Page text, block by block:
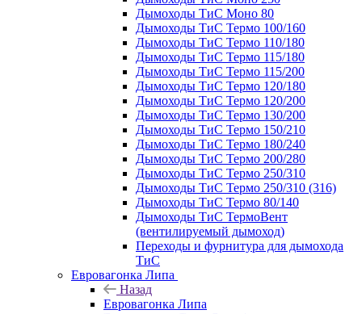
Дымоходы ТиС Моно 80
Дымоходы ТиС Термо 100/160
Дымоходы ТиС Термо 110/180
Дымоходы ТиС Термо 115/180
Дымоходы ТиС Термо 115/200
Дымоходы ТиС Термо 120/180
Дымоходы ТиС Термо 120/200
Дымоходы ТиС Термо 130/200
Дымоходы ТиС Термо 150/210
Дымоходы ТиС Термо 180/240
Дымоходы ТиС Термо 200/280
Дымоходы ТиС Термо 250/310
Дымоходы ТиС Термо 250/310 (316)
Дымоходы ТиС Термо 80/140
Дымоходы ТиС ТермоВент
(вентилируемый дымоход)
Переходы и фурнитура для дымохода
ТиС
Евровагонка Липа
Назад
Евровагонка Липа